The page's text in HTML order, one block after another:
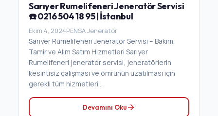
Sarıyer Rumelifeneri Jeneratör Servisi
☎️ 0216 504 18 95 | İstanbul
Ekim 4, 2024PENSA Jeneratör
Sarıyer Rumelifeneri Jeneratör Servisi – Bakım,
Tamir ve Alım Satım Hizmetleri Sarıyer
Rumelifeneri jeneratör servisi, jeneratörlerin
kesintisiz çalışması ve ömrünün uzatılması için
gerekli tüm hizmetleri...
Devamını Oku